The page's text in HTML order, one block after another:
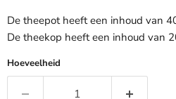
De theepot heeft een inhoud van
De theekop heeft een inhoud van
Hoeveelheid